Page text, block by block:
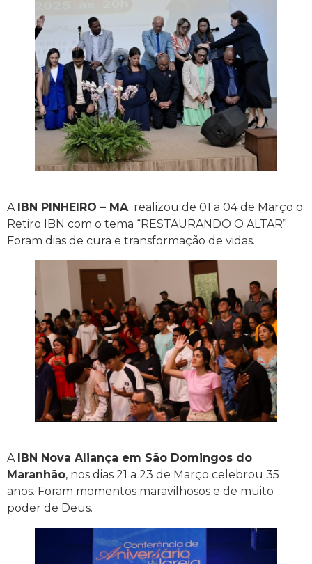
A IBN PINHEIRO – MArealizou de 01 a 04 de Março o
Retiro IBN com o tema “RESTAURANDO O ALTAR”.
Foram dias de cura e transformação de vidas.
A IBN Nova Aliança em São Domingos do
Maranhão, nos dias 21 a 23 de Março celebrou 35
anos. Foram momentos maravilhosos e de muito
poder de Deus.